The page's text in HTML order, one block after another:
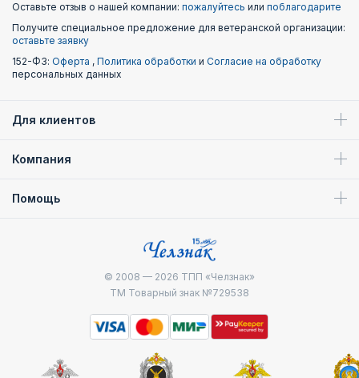
Оставьте отзыв о нашей компании: пожалуйтесь или поблагодарите
Получите специальное предложение для ветеранской организации:
оставьте заявку
152-ФЗ: Оферта , Политика обработки и Согласие на обработку
персональных данных
Для клиентов
Компания
Помощь
© 2008 — 2026 ТПП «Челзнак»
ТМ Товарный знак №729538